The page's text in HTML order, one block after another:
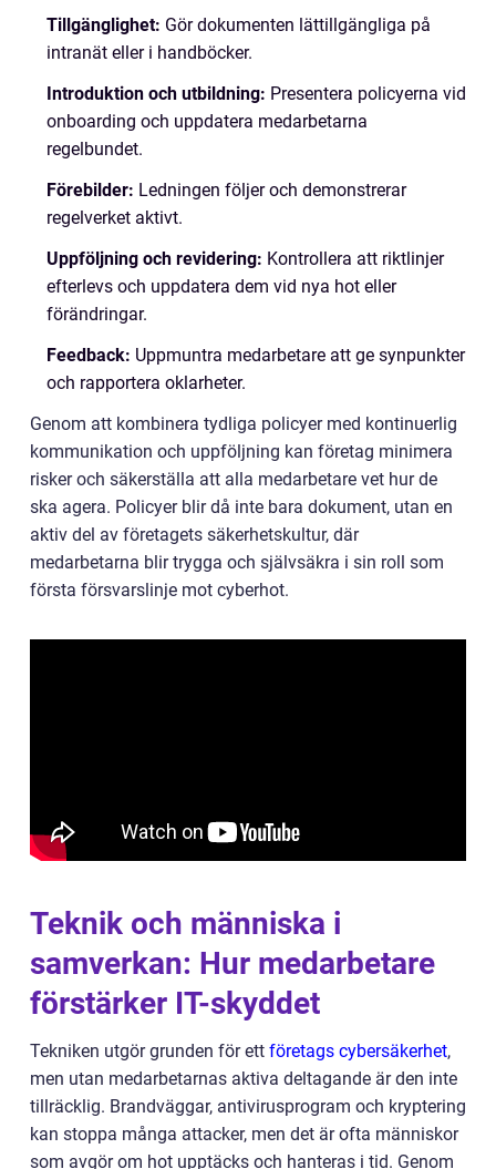
Tillgänglighet: Gör dokumenten lättillgängliga på
intranät eller i handböcker.
Introduktion och utbildning: Presentera policyerna vid
onboarding och uppdatera medarbetarna
regelbundet.
Förebilder: Ledningen följer och demonstrerar
regelverket aktivt.
Uppföljning och revidering: Kontrollera att riktlinjer
efterlevs och uppdatera dem vid nya hot eller
förändringar.
Feedback: Uppmuntra medarbetare att ge synpunkter
och rapportera oklarheter.
Genom att kombinera tydliga policyer med kontinuerlig
kommunikation och uppföljning kan företag minimera
risker och säkerställa att alla medarbetare vet hur de
ska agera. Policyer blir då inte bara dokument, utan en
aktiv del av företagets säkerhetskultur, där
medarbetarna blir trygga och självsäkra i sin roll som
första försvarslinje mot cyberhot.
Teknik och människa i
samverkan: Hur medarbetare
förstärker IT-skyddet
Tekniken utgör grunden för ett företags cybersäkerhet,
men utan medarbetarnas aktiva deltagande är den inte
tillräcklig. Brandväggar, antivirusprogram och kryptering
kan stoppa många attacker, men det är ofta människor
som avgör om hot upptäcks och hanteras i tid. Genom